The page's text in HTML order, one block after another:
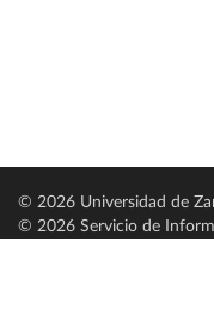
© 2026 Universidad de
© 2026 Servicio de